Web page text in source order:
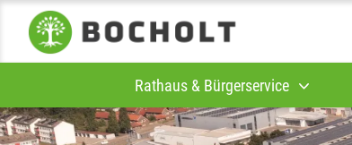
Rathaus & Bürgerservice